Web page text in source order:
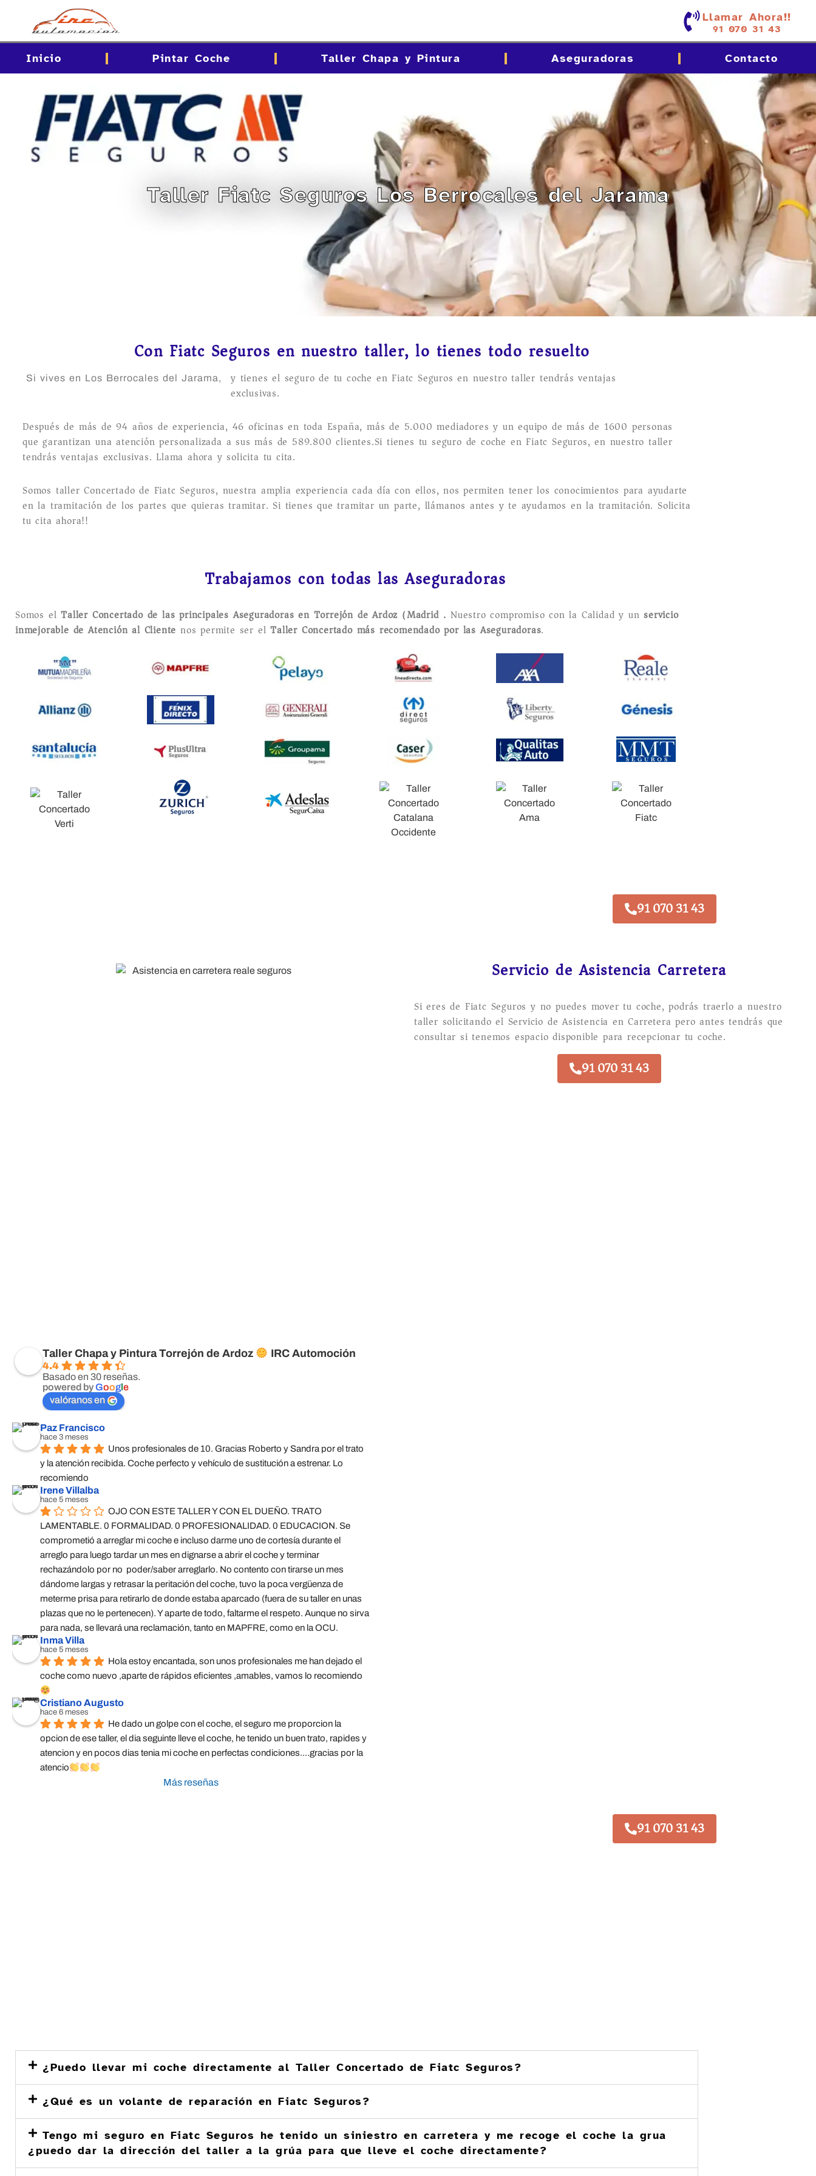
Llamar Ahora!!
91 070 31 43
Inicio Pintar Coche Taller Chapa y Pintura Aseguradoras Contacto
Taller Fiatc Seguros Los Berrocales del Jarama
Con Fiatc Seguros en nuestro taller, lo tienes todo resuelto
Si vives en Los Berrocales del Jarama,
y tienes el seguro de tu coche en Fiatc Seguros en nuestro taller tendrás ventajas
exclusivas.
Después de más de 94 años de experiencia, 46 oficinas en toda España, más de 5.000 mediadores y un equipo de más de 1600 personas
que garantizan una atención personalizada a sus más de 589.800 clientes.Si tienes tu seguro de coche en Fiatc Seguros, en nuestro taller
tendrás ventajas exclusivas. Llama ahora y solicita tu cita.
Somos taller Concertado de Fiatc Seguros, nuestra amplia experiencia cada día con ellos, nos permiten tener los conocimientos para ayudarte
en la tramitación de los partes que quieras tramitar. Si tienes que tramitar un parte, llámanos antes y te ayudamos en la tramitación. Solicita
tu cita ahora!!
Trabajamos con todas las Aseguradoras
Somos elTaller Concertado de las principales Aseguradoras en Torrejón de Ardoz (Madrid).Nuestro compromiso con la Calidad y un servicio
inmejorable de Atención al Cliente nos permite ser elTaller Concertado más recomendado por las Aseguradoras.
91 070 31 43
Servicio de Asistencia Carretera
Si eres de Fiatc Seguros y no puedes mover tu coche, podrás traerlo a nuestro
taller solicitando el Servicio de Asistencia en Carretera pero antes tendrás que
consultar si tenemos espacio disponible para recepcionar tu coche.
91 070 31 43
Taller Chapa y Pintura Torrejón de Ardoz IRC Automoción
4.4
Basado en 30 reseñas.
powered byGoogle
valóranos en
Paz Francisco
hace 3 meses
Unos profesionales de 10. Gracias Roberto y Sandra por el trato
y la atención recibida. Coche perfecto y vehículo de sustitución a estrenar. Lo
recomiendo
Irene Villalba
hace 5 meses
OJO CON ESTE TALLER Y CON EL DUEÑO. TRATO
LAMENTABLE. 0 FORMALIDAD. 0 PROFESIONALIDAD. 0 EDUCACION. Se
comprometió a arreglar mi coche e incluso darme uno de cortesía durante el
arreglo para luego tardar un mes en dignarse a abrir el coche y terminar
rechazándolo por no  poder/saber arreglarlo. No contento con tirarse un mes
dándome largas y retrasar la peritación del coche, tuvo la poca vergüenza de
meterme prisa para retirarlo de donde estaba aparcado (fuera de su taller en unas
plazas que no le pertenecen). Y aparte de todo, faltarme el respeto. Aunque no sirva
para nada, se llevará una reclamación, tanto en MAPFRE, como en la OCU.
Inma Villa
hace 5 meses
Hola estoy encantada, son unos profesionales me han dejado el
coche como nuevo ,aparte de rápidos eficientes ,amables, vamos lo recomiendo
Cristiano Augusto
hace 6 meses
He dado un golpe con el coche, el seguro me proporcion la
opcion de ese taller, el dia seguinte lleve el coche, he tenido un buen trato, rapides y
atencion y en pocos dias tenia mi coche en perfectas condiciones....gracias por la
atencio
Más reseñas
91 070 31 43
¿Puedo llevar mi coche directamente al Taller Concertado de Fiatc Seguros?
¿Qué es un volante de reparación en Fiatc Seguros?
Tengo mi seguro en Fiatc Seguros he tenido un siniestro en carretera y me recoge el coche la grua
¿puedo dar la dirección del taller a la grúa para que lleve el coche directamente?